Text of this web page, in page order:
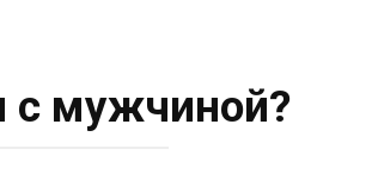
с мужчиной?